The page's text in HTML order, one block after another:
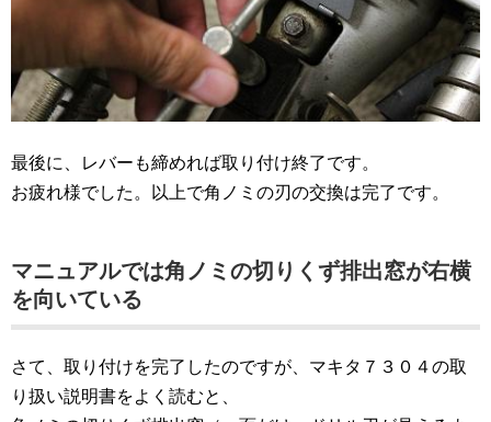
最後に、レバーも締めれば取り付け終了です。
お疲れ様でした。以上で角ノミの刃の交換は完了です。
マニュアルでは角ノミの切りくず排出窓が右横
を向いている
さて、取り付けを完了したのですが、マキタ７３０４の取
り扱い説明書をよく読むと、